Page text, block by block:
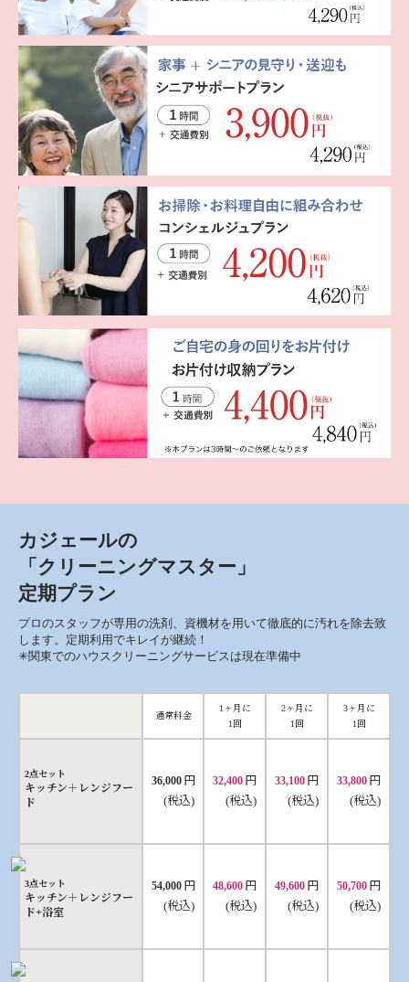
カジェールの
「クリーニングマスター」
定期プラン
プロのスタッフが専用の洗剤、資機材を用いて徹底的に汚れを除去致
します。定期利用でキレイが継続！
✳︎関東でのハウスクリーニングサービスは現在準備中
通常料金
1ヶ月に
1回
2ヶ月に
1回
3ヶ月に
1回
2点セット
キッチン＋レンジフー
ド
36,000 円
(税込)
32,400 円
(税込)
33,100 円
(税込)
33,800 円
(税込)
3点セット
キッチン＋レンジフー
ド+浴室
54,000 円
(税込)
48,600 円
(税込)
49,600 円
(税込)
50,700 円
(税込)